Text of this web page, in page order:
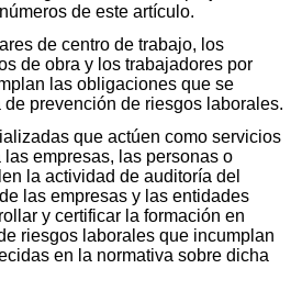
de este artículo.
de centro de trabajo, los
de obra y los trabajadores por
las obligaciones que se
prevención de riesgos laborales.
que actúen como servicios
empresas, las personas o
la actividad de auditoría del
las empresas y las entidades
y certificar la formación en
riesgos laborales que incumplan
en la normativa sobre dicha